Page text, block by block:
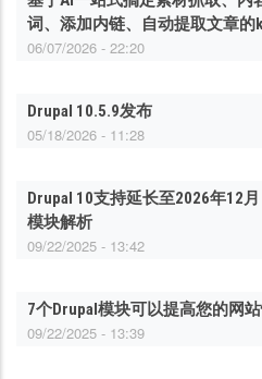
词、添加内链、自动提取文章
06/07/2026 - 22:20
Drupal 10.5.9发布
05/18/2026 - 11:28
Drupal 10支持延长至2026年12
模块解析
09/22/2025 - 13:42
7个Drupal模块可以提高您的网
09/22/2025 - 13:39